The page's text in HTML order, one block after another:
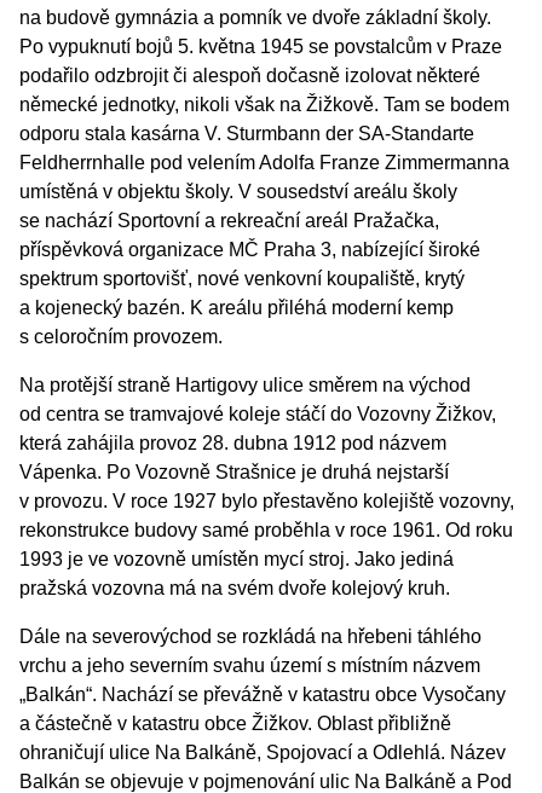
na budově gymnázia a pomník ve dvoře základní školy.
Po vypuknutí bojů 5. května 1945 se povstalcům v Praze
podařilo odzbrojit či alespoň dočasně izolovat některé
německé jednotky, nikoli však na Žižkově. Tam se bodem
odporu stala kasárna V. Sturmbann der SA-Standarte
Feldherrnhalle pod velením Adolfa Franze Zimmermanna
umístěná v objektu školy. V sousedství areálu školy
se nachází Sportovní a rekreační areál Pražačka,
příspěvková organizace MČ Praha 3, nabízející široké
spektrum sportovišť, nové venkovní koupaliště, krytý
a kojenecký bazén. K areálu přiléhá moderní kemp
s celoročním provozem.
Na protější straně Hartigovy ulice směrem na východ
od centra se tramvajové koleje stáčí do Vozovny Žižkov,
která zahájila provoz 28. dubna 1912 pod názvem
Vápenka. Po Vozovně Strašnice je druhá nejstarší
v provozu. V roce 1927 bylo přestavěno kolejiště vozovny,
rekonstrukce budovy samé proběhla v roce 1961. Od roku
1993 je ve vozovně umístěn mycí stroj. Jako jediná
pražská vozovna má na svém dvoře kolejový kruh.
Dále na severovýchod se rozkládá na hřebeni táhlého
vrchu a jeho severním svahu území s místním názvem
„Balkán“. Nachází se převážně v katastru obce Vysočany
a částečně v katastru obce Žižkov. Oblast přibližně
ohraničují ulice Na Balkáně, Spojovací a Odlehlá. Název
Balkán se objevuje v pojmenování ulic Na Balkáně a Pod